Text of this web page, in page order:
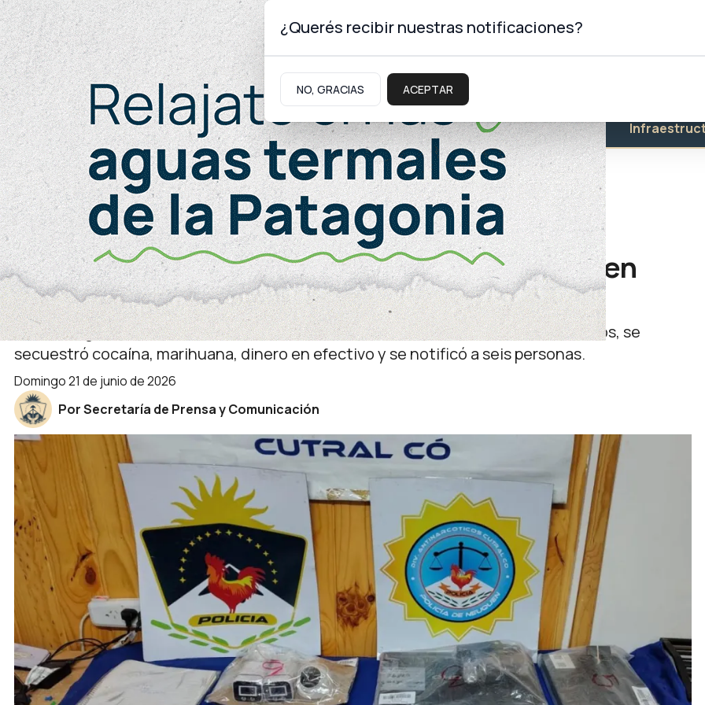
Jueves 6deAgostode 2026
Neuquinidad Gabinete Turismo Educación Salud
Seguridad
Golpe al microtráfico
Desbarataron bocas de expendio de drogas en
Cutral Co
La investigación comenzó tras denuncias anónimas. Durante cuatro allanamientos, se
secuestró cocaína, marihuana, dinero en efectivo y se notificó a seis personas.
domingo 21 de junio de 2026
Por Secretaría de Prensa y Comunicación
¿Querés recibir nuestras notificaciones?
NO, GRACIAS ACEPTAR